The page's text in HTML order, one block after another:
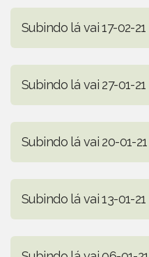
Subindo lá vai 17-02-21
Subindo lá vai 27-01-21
Subindo lá vai 20-01-21
Subindo lá vai 13-01-21